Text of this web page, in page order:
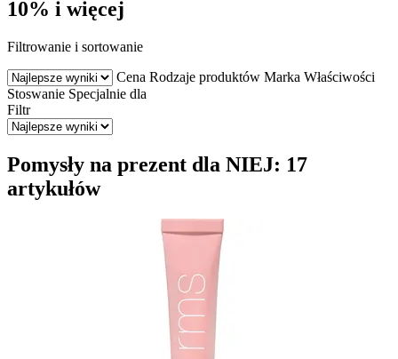
10% i więcej
Filtrowanie i sortowanie
Cena Rodzaje produktów Marka Właściwości
Stoswanie Specjalnie dla
Filtr
Pomysły na prezent dla NIEJ: 17
artykułów